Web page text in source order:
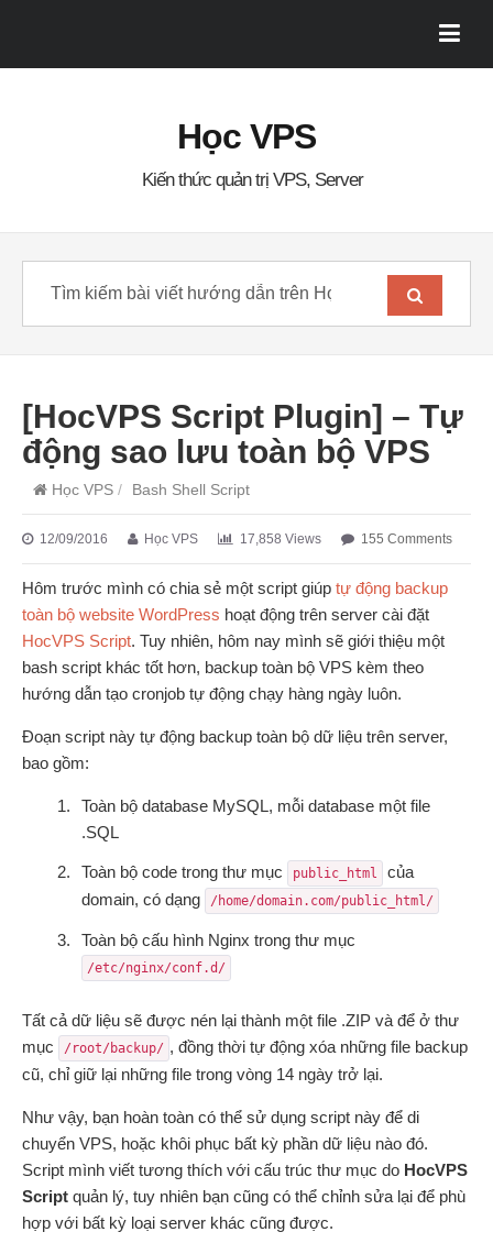
Học VPS
Kiến thức quản trị VPS, Server
[HocVPS Script Plugin] – Tự
động sao lưu toàn bộ VPS
Học VPS / Bash Shell Script
12/09/2016 Học VPS 17,858 Views 155 Comments
Hôm trước mình có chia sẻ một script giúp tự động backup
toàn bộ website WordPress hoạt động trên server cài đặt
HocVPS Script. Tuy nhiên, hôm nay mình sẽ giới thiệu một
bash script khác tốt hơn, backup toàn bộ VPS kèm theo
hướng dẫn tạo cronjob tự động chạy hàng ngày luôn.
Đoạn script này tự động backup toàn bộ dữ liệu trên server,
bao gồm:
Toàn bộ database MySQL, mỗi database một file
.SQL
Toàn bộ code trong thư mục public_html
của
domain, có dạng
/home/domain.com/public_html/
Toàn bộ cấu hình Nginx trong thư mục
/etc/nginx/conf.d/
Tất cả dữ liệu sẽ được nén lại thành một file .ZIP và để ở thư
mục
/root/backup/ , đồng thời tự động xóa những file backup
cũ, chỉ giữ lại những file trong vòng 14 ngày trở lại.
Như vậy, bạn hoàn toàn có thể sử dụng script này để di
chuyển VPS, hoặc khôi phục bất kỳ phần dữ liệu nào đó.
Script mình viết tương thích với cấu trúc thư mục do HocVPS
Script quản lý, tuy nhiên bạn cũng có thể chỉnh sửa lại để phù
hợp với bất kỳ loại server khác cũng được.